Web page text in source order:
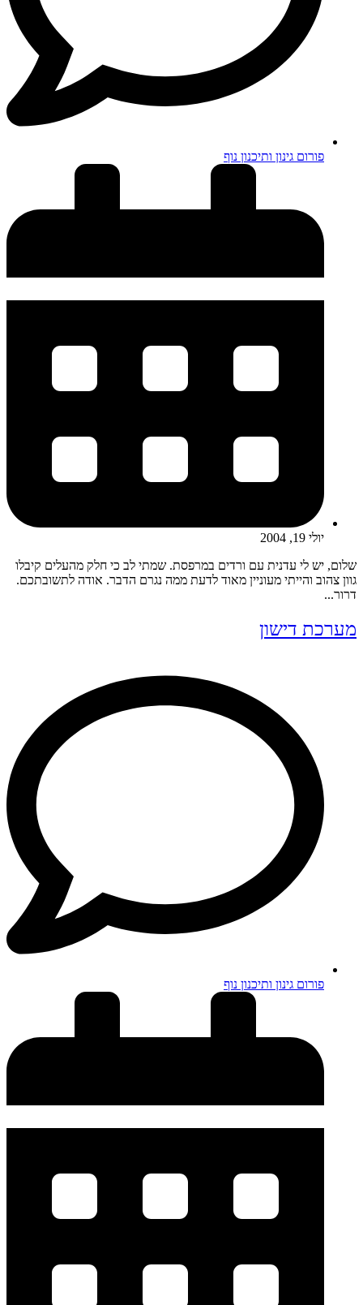
פורום גינון ותיכנון נוף
יולי 19, 2004
שלום, יש לי עדנית עם ורדים במרפסת. שמתי לב כי חלק מהעלים קיבלו
גוון צהוב והייתי מעוניין מאוד לדעת ממה נגרם הדבר. אודה לתשובתכם.
דרור...
מערכת דישון
פורום גינון ותיכנון נוף